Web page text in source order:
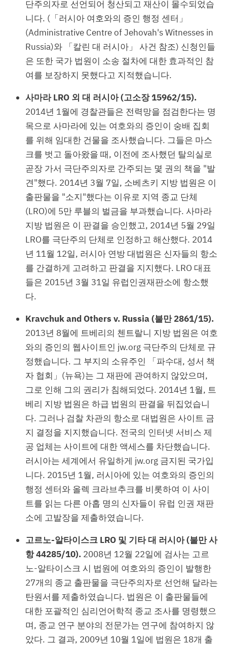
단주의자로 선언되어 청산되고 재산이 몰수되었습
니다. (「러시아 여호와의 증인 행정 센터」
(Administrative Centre of Jehovah's Witnesses in
Russia)와 「칼린 대 러시아」 사건 참조) 신청인들
은 또한 국가 법원이 소송 절차에 대한 효과적인 참
여를 보장하지 못했다고 지적했습니다.
사마라 LRO 외 대 러시아 (고소장 15962/15).
2014년 1월에 경찰관들은 전력망을 점검한다는 명
목으로 사마라에 있는 여호와의 증인이 숭배 집회
를 위해 임대한 건물을 조사했습니다. 그들은 마스
크를 벗고 돌아왔을 때, 이전에 조사했던 탈의실로
곧장 가서 극단주의자로 간주되는 몇 권의 책을 "발
견"했다. 2014년 3월 7일, 소베츠키 지방 법원은 이
출판물을 "소지"했다는 이유로 지역 종교 단체
(LRO)에 5만 루블의 벌금을 부과했습니다. 사마라
지방 법원은 이 판결을 승인했고, 2014년 5월 29일
LRO를 극단주의 단체로 인정하고 해산했다. 2014
년 11월 12일, 러시아 연방 대법원은 신자들의 항소
를 간결하게 고려하고 판결을 지지했다. LRO 대표
들은 2015년 3월 31일 유럽인권재판소에 항소했
다.
Kravchuk and Others v. Russia (불만 2861/15).
2013년 8월에 트베리의 첸트랄니 지방 법원은 여호
와의 증인의 웹사이트인 jw.org 극단주의 단체로 규
정했습니다. 그 부지의 소유주인 「파수대, 성서 책
자 협회」(뉴욕)는 그 재판에 관여하지 않았으며,
그로 인해 그의 권리가 침해되었다. 2014년 1월, 트
베리 지방 법원은 하급 법원의 판결을 뒤집었습니
다. 그러나 검찰 차관의 항소로 대법원은 사이트 금
지 결정을 지지했습니다. 전국의 인터넷 서비스 제
공 업체는 사이트에 대한 액세스를 차단했습니다.
러시아는 세계에서 유일하게 jw.org 금지된 국가입
니다. 2015년 1월, 러시아에 있는 여호와의 증인의
행정 센터와 올렉 크라브추크를 비롯하여 이 사이
트를 읽는 다른 아홉 명의 신자들이 유럽 인권 재판
소에 고발장을 제출하였습니다.
고르노-알타이스크 LRO 및 기타 대 러시아 (불만 사
항 44285/10). 2008년 12월 22일에 검사는 고르
노-알타이스크 시 법원에 여호와의 증인이 발행한
27개의 종교 출판물을 극단주의자로 선언해 달라는
탄원서를 제출하였습니다. 법원은 이 출판물들에
대한 포괄적인 심리언어학적 종교 조사를 명령했으
며, 종교 연구 분야의 전문가는 연구에 참여하지 않
았다. 그 결과, 2009년 10월 1일에 법원은 18개 출